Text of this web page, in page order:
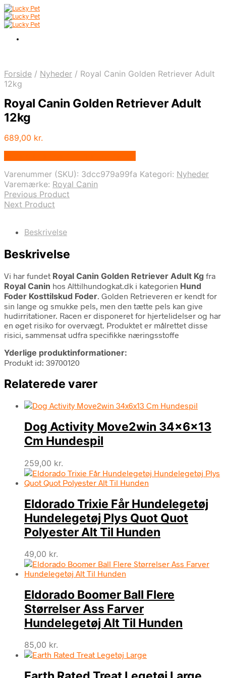
Forside / Nyheder / Royal Canin Golden Retriever Adult
12kg
Royal Canin Golden Retriever Adult
12kg
689,00 kr.
Varenummer (SKU): 3dcc979a99fa Kategori: Nyheder
Varemærke: Royal Canin
Previous Product
Next Product
Beskrivelse
Beskrivelse
Vi har fundet Royal Canin Golden Retriever Adult Kg fra
Royal Canin hos Alttilhundogkat.dk i kategorien Hund
Foder Kosttilskud Foder. Golden Retrieveren er kendt for
sin lange og smukke pels, men den tætte pels kan give
hudirritationer. Racen er disponeret for hjertelidelser og har
en øget risiko for overvægt. Produktet er målrettet disse
risici, sammensat udfra specifikke næringsstoffe
Yderlige produktinformationer:
Produkt id: 39700120
Relaterede varer
Dog Activity Move2win 34x6x13
Cm Hundespil
259,00 kr.
Eldorado Trixie Får Hundelegetøj
Hundelegetøj Plys Quot Quot
Polyester Alt Til Hunden
49,00 kr.
Eldorado Boomer Ball Flere
Størrelser Ass Farver
Hundelegetøj Alt Til Hunden
85,00 kr.